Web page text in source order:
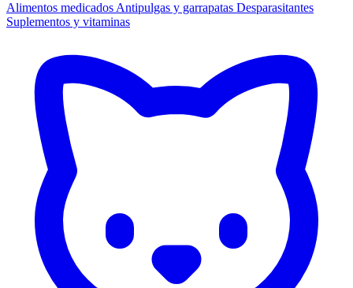
Alimentos medicados Antipulgas y garrapatas Desparasitantes
Suplementos y vitaminas